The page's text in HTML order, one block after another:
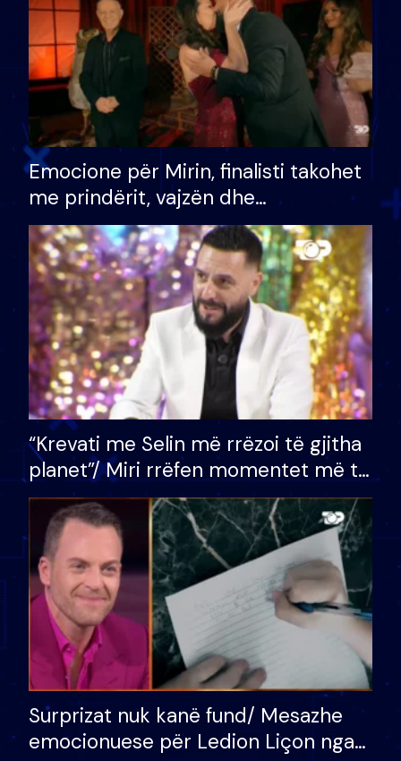
Emocione për Mirin, finalisti takohet
me prindërit, vajzën dhe
bashkëshorten: S’kemi ndonjë letër
divorci apo jo?
“Krevati me Selin më rrëzoi të gjitha
planet”/ Miri rrëfen momentet më të
bukura në shtëpinë e BB VIP: Do më
mungojë zilja e mëngjesit kur…
Surprizat nuk kanë fund/ Mesazhe
emocionuese për Ledion Liçon nga